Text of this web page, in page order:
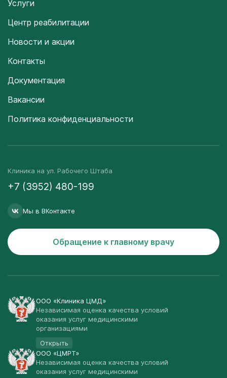
Услуги
Центр реабилитации
Новости и акции
Контакты
Документация
Вакансии
Политика конфиденциальности
Клиника на ул. Рабочего Штаба
+7 (3952) 480-199
Мы в ВКонтакте
Обращение к главному врачу
ООО «Клиника ЦМД»
Независимая оценка качества условий
оказания услуг медицинскими
организациями
Открыть
ООО «ЦМРТ»
Независимая оценка качества условий
оказания услуг медицинскими